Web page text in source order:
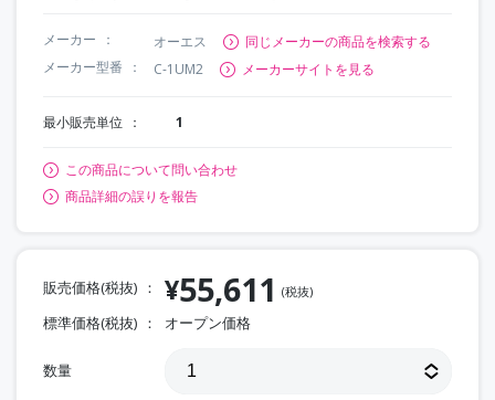
メーカー オーエス
同じメーカーの商品を検索する
メーカー型番
C-1UM2 メーカーサイトを見る
最小販売単位 1
この商品について問い合わせ
商品詳細の誤りを報告
販売価格(税抜) ¥55,611 (税抜)
標準価格(税抜) オープン価格
数量